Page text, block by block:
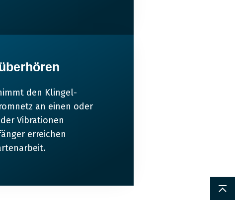
den Klingel-
an einen oder
Vibrationen
erreichen